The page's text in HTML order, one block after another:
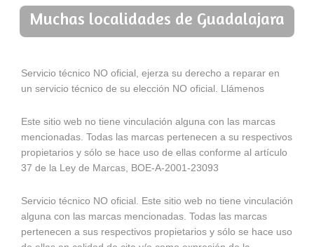
Muchas localidades de Guadalajara
Servicio técnico NO oficial, ejerza su derecho a reparar en
un servicio técnico de su elección NO oficial. Llámenos
Este sitio web no tiene vinculación alguna con las marcas
mencionadas. Todas las marcas pertenecen a su respectivos
propietarios y sólo se hace uso de ellas conforme al artículo
37 de la Ley de Marcas, BOE-A-2001-23093
Servicio técnico NO oficial. Este sitio web no tiene vinculación
alguna con las marcas mencionadas. Todas las marcas
pertenecen a sus respectivos propietarios y sólo se hace uso